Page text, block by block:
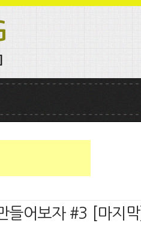
들어보자 #3 [마지막]